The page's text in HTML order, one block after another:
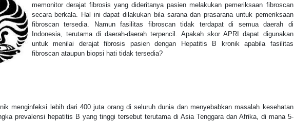
memonitor derajat fibrosis yang dideritanya pasien melakukan pemeriksaan fibroscan
secara berkala. Hal ini dapat dilakukan bila sarana dan prasarana untuk pemeriksaan
fibroscan tersedia. Namun fasilitas fibroscan tidak terdapat di semua daerah di
Indonesia, terutama di daerah-daerah terpencil. Apakah skor APRI dapat digunakan
untuk menilai derajat fibrosis pasien dengan Hepatitis B kronik apabila fasilitas
fibroscan ataupun biopsi hati tidak tersedia?
menginfeksi lebih dari 400 juta orang di seluruh dunia dan menyebabkan masalah kesehatan
prevalensi hepatitis B yang tinggi tersebut terutama di Asia Tenggara dan Afrika, di mana 5-